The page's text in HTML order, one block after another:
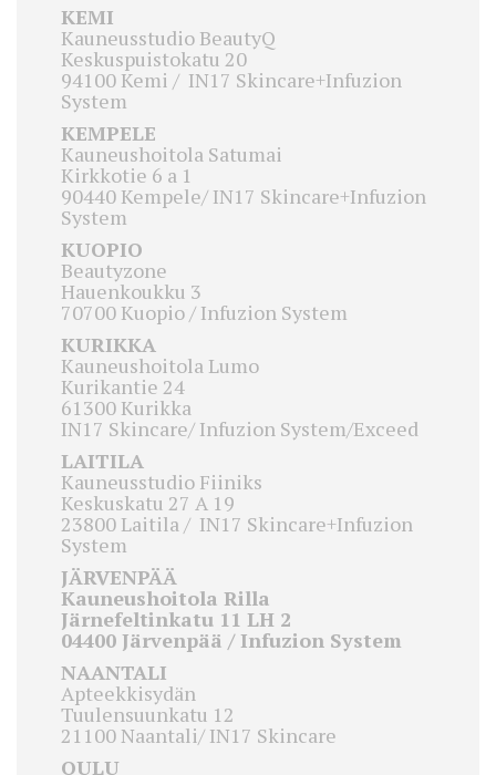
KEMI
Kauneusstudio BeautyQ
Keskuspuistokatu 20
94100 Kemi / IN17 Skincare+Infuzion
System
KEMPELE
Kauneushoitola Satumai
Kirkkotie 6 a 1
90440 Kempele/ IN17 Skincare+Infuzion
System
KUOPIO
Beautyzone
Hauenkoukku 3
70700 Kuopio / Infuzion System
KURIKKA
Kauneushoitola Lumo
Kurikantie 24
61300 Kurikka
IN17 Skincare/ Infuzion System/Exceed
LAITILA
Kauneusstudio Fiiniks
Keskuskatu 27 A 19
23800 Laitila / IN17 Skincare+Infuzion
System
JÄRVENPÄÄ
Kauneushoitola Rilla
Järnefeltinkatu 11 LH 2
04400 Järvenpää / Infuzion System
NAANTALI
Apteekkisydän
Tuulensuunkatu 12
21100 Naantali/ IN17 Skincare
OULU